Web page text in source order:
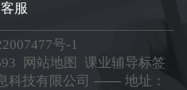
服
号-1
网站地图
课业辅导标签
科技有限公司 —— 地址：